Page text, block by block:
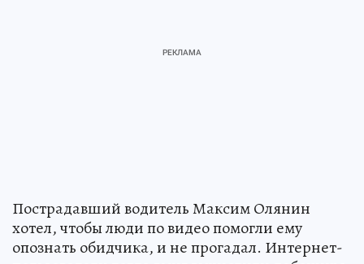
Пострадавший водитель Максим Олянин
хотел, чтобы люди по видео помогли ему
опознать обидчика, и не прогадал. Интернет-